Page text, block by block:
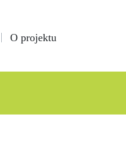
O projektu